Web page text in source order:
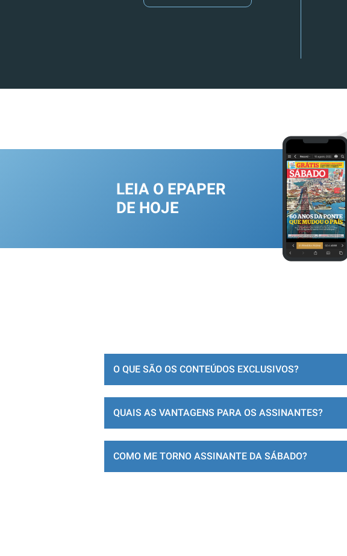
LEIA O EPAPER
DE HOJE
O QUE SÃO OS CONTEÚDOS EXCLUSIVOS?
QUAIS AS VANTAGENS PARA OS ASSINANTES?
COMO ME TORNO ASSINANTE DA SÁBADO?